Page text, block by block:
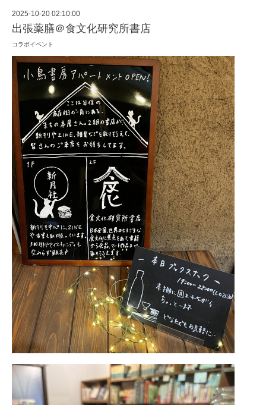
2025-10-20 02:10:00
出張薬膳＠食文化研究所書店
コラボイベント